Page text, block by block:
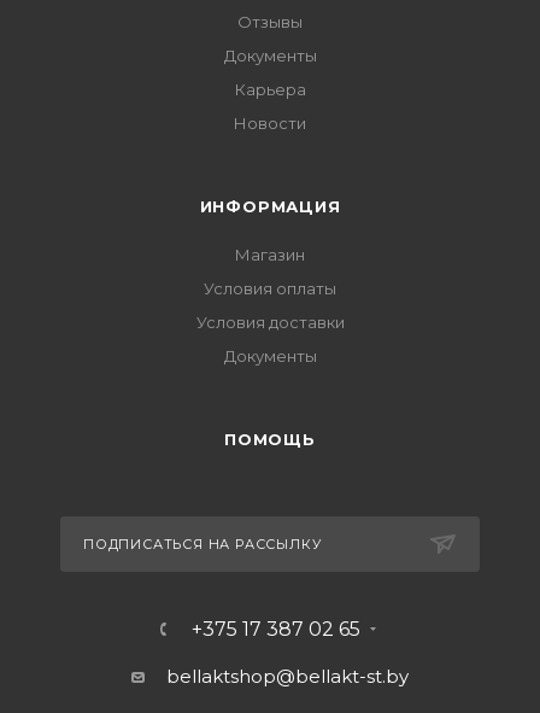
Отзывы
Документы
Карьера
Новости
ИНФОРМАЦИЯ
Магазин
Условия оплаты
Условия доставки
Документы
ПОМОЩЬ
ПОДПИСАТЬСЯ НА РАССЫЛКУ
+375 17 387 02 65
bellaktshop@bellakt-st.by